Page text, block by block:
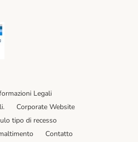
Legali
Corporate Website
tipo di recesso
Contatto